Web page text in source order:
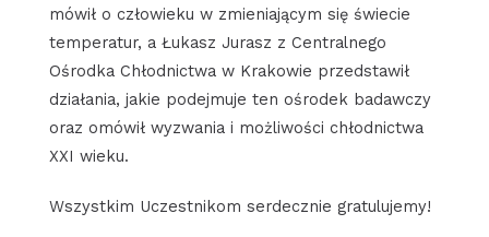
mówił o człowieku w zmieniającym się świecie
temperatur, a Łukasz Jurasz z Centralnego
Ośrodka Chłodnictwa w Krakowie przedstawił
działania, jakie podejmuje ten ośrodek badawczy
oraz omówił wyzwania i możliwości chłodnictwa
XXI wieku.
Wszystkim Uczestnikom serdecznie gratulujemy!